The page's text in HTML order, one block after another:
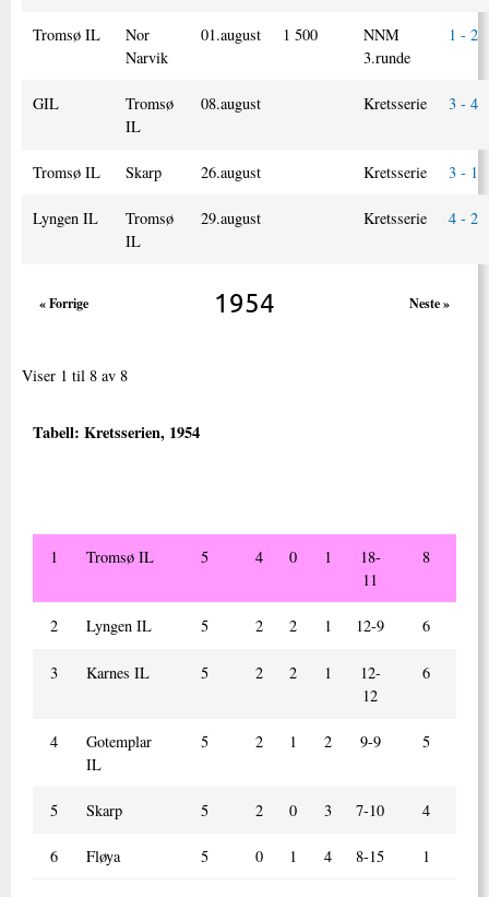
Tromsø IL
Nor
Narvik
01.august 1 500
NNM
3.runde
1 - 2
GIL
Tromsø
IL
08.august Kretsserie 3 - 4
Tromsø IL Skarp 26.august Kretsserie 3 - 1
Lyngen IL
Tromsø
IL
29.august Kretsserie 4 - 2
1954
« Forrige Neste »
Viser 1 til 8 av 8
Tabell: Kretsserien, 1954
1 Tromsø IL 5 4 0 1
18-
11
8
2 Lyngen IL 5 2 2 1 12-9 6
3 Karnes IL 5 2 2 1
12-
12
6
4
Gotemplar
IL
5 2 1 2 9-9 5
5 Skarp 5 2 0 3 7-10 4
6 Fløya 5 0 1 4 8-15 1